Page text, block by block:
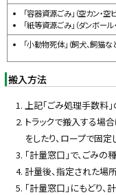
「容器資源ごみ」（空カン・空
「紙等資源ごみ」（ダンボール
「小動物死体」（飼犬、飼猫な
搬入方法
上記「ごみ処理手数料
トラックで搬入する場
をしたり、ロープで固
「計量窓口」で、ごみ
計量後、指定された場
「計量窓口」にもどり